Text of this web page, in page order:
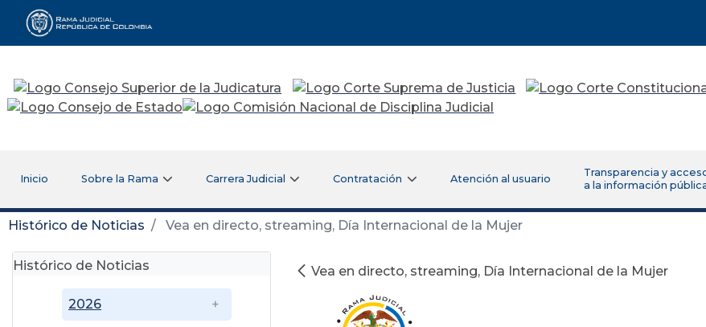
Rama Judicial
Inicio Sobre la Rama Carrera Judicial Contratación Atención al usuario
Transparencia y
a la información
Histórico de Noticias Vea en directo, streaming, Día Internacional de la Mujer
Histórico de Noticias
2026
Vea en directo, streaming, Día Internacional de la Mujer